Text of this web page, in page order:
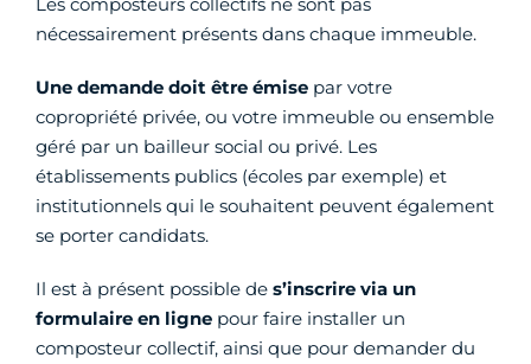
nécessairement présents dans chaque immeuble.
Une demande doit être émise par votre
copropriété privée, ou votre immeuble ou ensemble
géré par un bailleur social ou privé. Les
établissements publics (écoles par exemple) et
institutionnels qui le souhaitent peuvent également
se porter candidats.
Il est à présent possible de s’inscrire via un
formulaire en ligne pour faire installer un
composteur collectif, ainsi que pour demander du